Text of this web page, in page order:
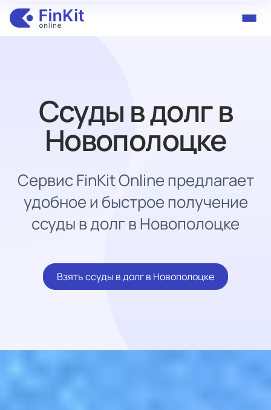
Ссуды в долг в
Новополоцке
Сервис FinKit Online предлагает
удобное и быстрое получение
ссуды в долг в Новополоцке
Взять ссуды в долг в Новополоцке